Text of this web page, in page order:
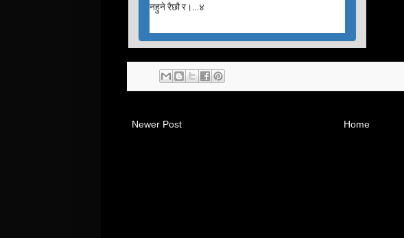
नहुने रैछौ र।…४
Newer Post Home